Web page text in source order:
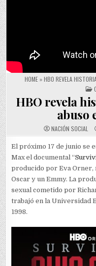
HOME »HBO REVELA
HBO revela
abuso
NACIÓN SOCIAL
El próximo 17 de junio se
Max el documental “
producido por Eva Orner,
Oscar y un Emmy. La
sexual cometido por
trabajó en la Universidad
1998.